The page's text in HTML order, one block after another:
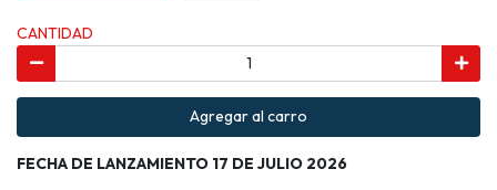
CANTIDAD
Agregar al carro
FECHA DE LANZAMIENTO 17 DE JULIO 2026